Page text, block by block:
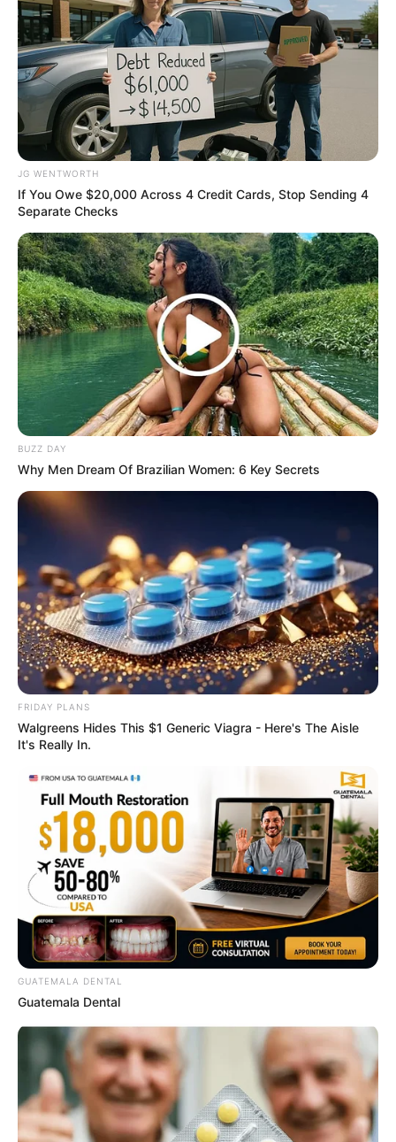
Mysterious Roman Statue Unearthed In Toledo
BRAINBERRIES
10 Foods That Instantly Reduce Bloat
BRAINBERRIES
The Monster Snake That Makes Anacondas Look
Tiny!
BRAINBERRIES
You'll Be Amazed By The Blue Lagoon Stars Today
BRAINBERRIES
JG WENTWORTH
If You Owe $20,000 Across 4 Credit Cards, Stop Sending 4
Separate Checks
BUZZ DAY
Why Men Dream Of Brazilian Women: 6 Key Secrets
FRIDAY PLANS
Walgreens Hides This $1 Generic Viagra - Here's The Aisle
It's Really In.
GUATEMALA DENTAL
Guatemala Dental